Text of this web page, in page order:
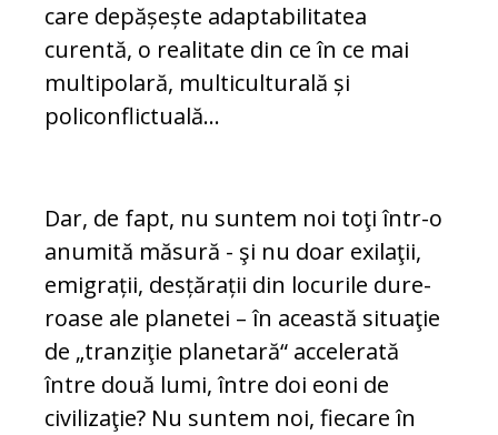
care de­pă­șește adaptabilitatea
curentă, o rea­litate din ce în ce mai
multipolară, mul­ti­culturală și
policonflictuală...
Dar, de fapt, nu suntem noi toţi într-o
anumită măsură - şi nu doar exilaţii,
emigrații, desțărații din locurile du­re­
roase ale planetei – în aceas­tă situaţie
de „tranziţie planetară“ acce­lerată
între două lumi, între doi eoni de
civilizaţie? Nu suntem noi, fiecare în